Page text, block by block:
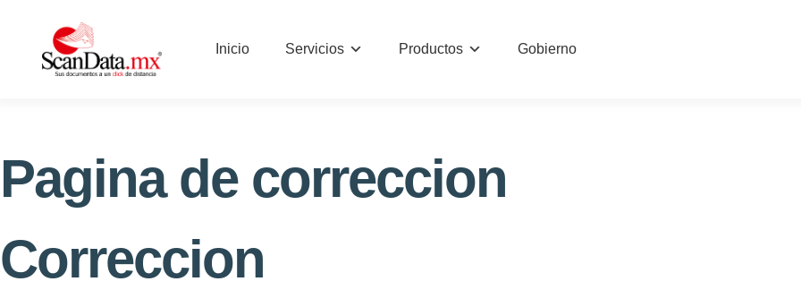
content
Inicio Servicios Productos Gobierno
Pagina de correccion
Correccion